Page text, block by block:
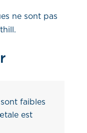
ne sont pas
faibles
est